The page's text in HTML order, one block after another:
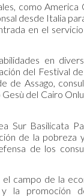
como America
desde Italia
en el
en
del Festival
de Assago,
del Cairo
Sur Basilicata
de la
de los
campo de la
y la promoción